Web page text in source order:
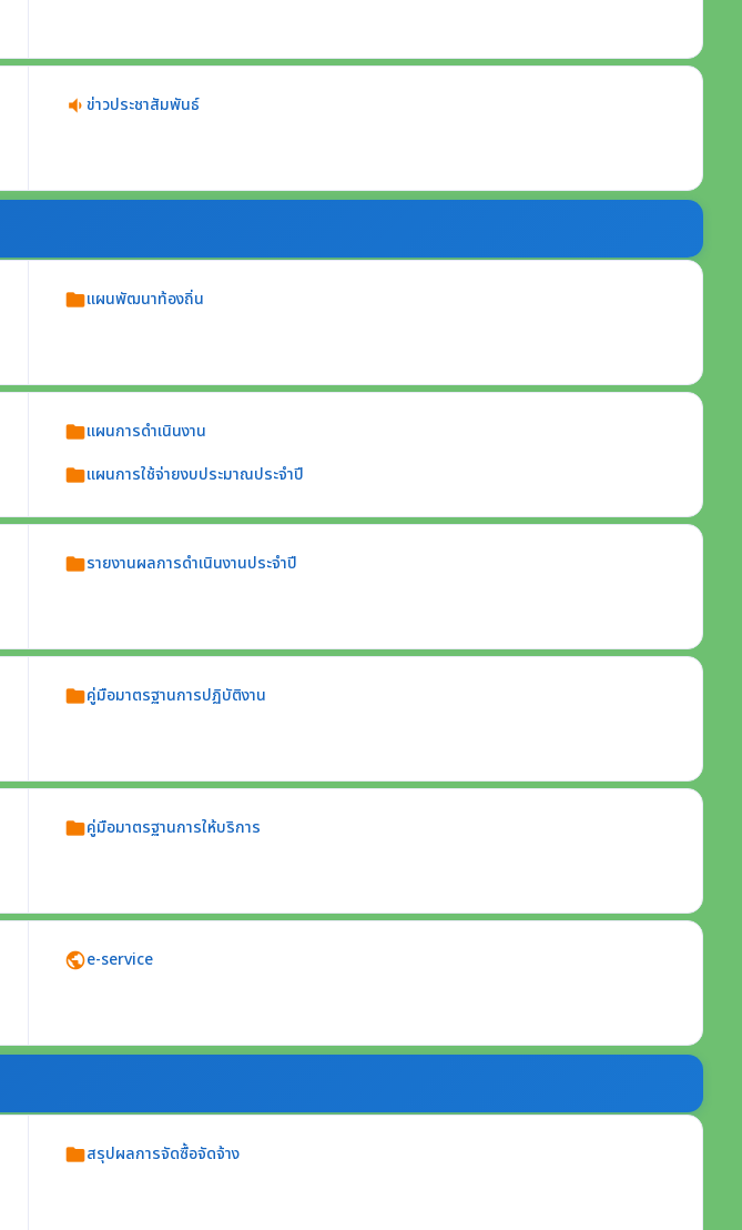
volume_down ข่าวประชาสัมพันธ์
folderแผนพัฒนาท้องถิ่น
folderแผนการดำเนินงาน
folderแผนการใช้จ่ายงบประมาณประจำปี
folderรายงานผลการดำเนินงานประจำปี
folderคู่มือมาตรฐานการปฏิบัติงาน
folderคู่มือมาตรฐานการให้บริการ
publice-service
folderสรุปผลการจัดซื้อจัดจ้าง